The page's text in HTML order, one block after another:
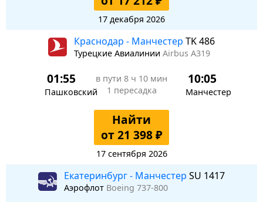
17 декабря 2026
Краснодар - Манчестер TK 486
Турецкие Авиалинии Airbus A319
01:55
Пашковский
в пути 8 ч 10 мин
1 пересадка
10:05
Манчестер
Найти
от 21 398 ₽
17 сентября 2026
Екатеринбург - Манчестер SU 1417
Аэрофлот Boeing 737-800